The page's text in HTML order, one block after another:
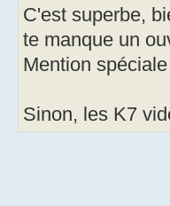
C'est superbe,
te manque un
Mention
Sinon, les K7